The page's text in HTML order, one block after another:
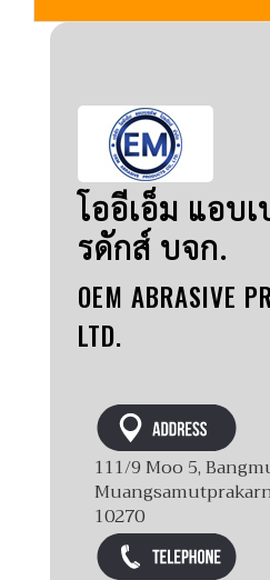
โออีเอ็ม แอบ
รดักส์ บจก.
OEM ABRASIVE
LTD.
111/9 Moo 5,
10270